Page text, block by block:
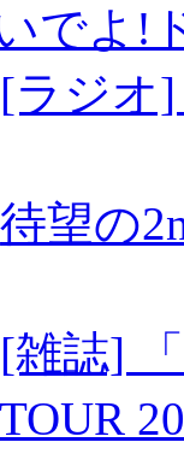
でよ!
[ラジオ]
待望の
[雑誌]
TOUR